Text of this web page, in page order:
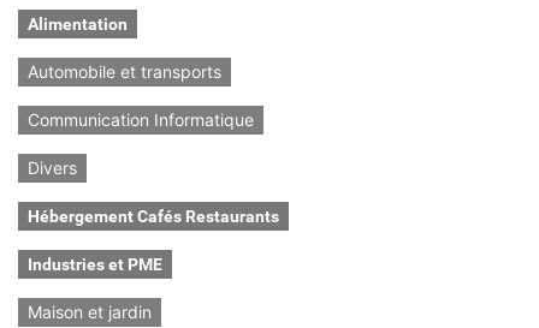
Alimentation
Automobile et transports
Communication Informatique
Divers
Hébergement Cafés Restaurants
Industries et PME
Maison et jardin